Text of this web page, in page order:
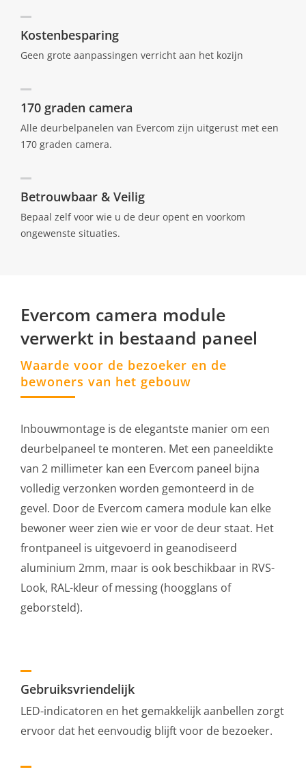
Kostenbesparing
Geen grote aanpassingen verricht aan het kozijn
170 graden camera
Alle deurbelpanelen van Evercom zijn uitgerust met een
170 graden camera.
Betrouwbaar & Veilig
Bepaal zelf voor wie u de deur opent en voorkom
ongewenste situaties.
Evercom camera module
verwerkt in bestaand paneel
Waarde voor de bezoeker en de
bewoners van het gebouw
Inbouwmontage is de elegantste manier om een
deurbelpaneel te monteren. Met een paneeldikte
van 2 millimeter kan een Evercom paneel bijna
volledig verzonken worden gemonteerd in de
gevel. Door de Evercom camera module kan elke
bewoner weer zien wie er voor de deur staat. Het
frontpaneel is uitgevoerd in geanodiseerd
aluminium 2mm, maar is ook beschikbaar in RVS-
Look, RAL-kleur of messing (hoogglans of
geborsteld).
Gebruiksvriendelijk
LED-indicatoren en het gemakkelijk aanbellen zorgt
ervoor dat het eenvoudig blijft voor de bezoeker.